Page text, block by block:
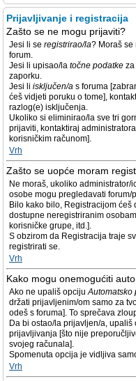
Prijavljivanje i registracija
Zašto se ne mogu prijaviti?
Jesi li se registrirao/la? Moraš se
forum.
Jesi li upisao/la točne podatke
zaporku.
Jesi li isključen/a s foruma
ćeš vidjeti poruku o tome],
razlog(e) isključenja.
Ukoliko si eliminirao/la sve tri
prijaviti, kontaktiraj
korisničkim računom].
Vrh
Zašto se uopće moram
Ne moraš, ukoliko
osobe mogu pregledavati forum/
Bilo kako bilo, Registracijom
dostupne neregistriranim
korisničke grupe, itd.].
S obzirom da Registracija traje
registrirati se.
Vrh
Kako mogu onemogućiti
Ako ne upališ opcijuAutomatsko
držati prijavljenim/om samo za
odeš s foruma]. To sprečava
Da bi ostao/la prijavljen/a,
prijavljivanja [što nije
svojeg računala].
Spomenuta opcija je vidljiva
Vrh